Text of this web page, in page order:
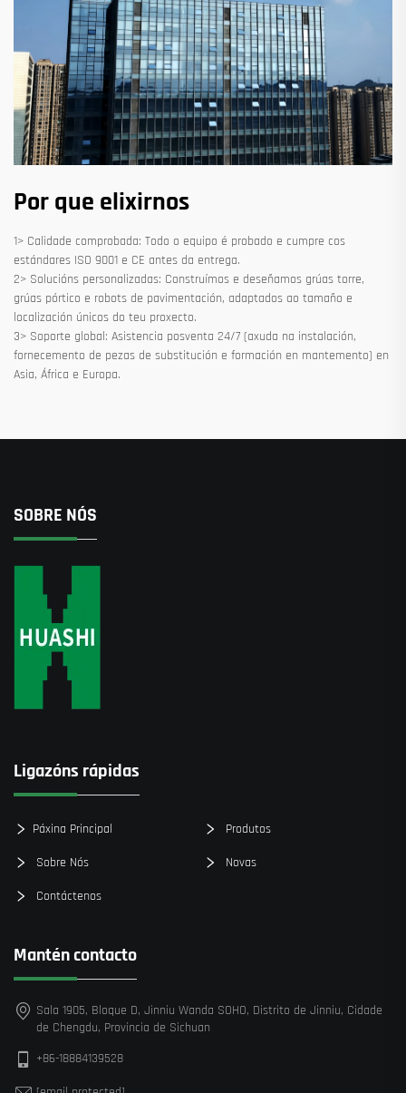
Por que elixirnos
1> Calidade comprobada: Todo o equipo é probado e cumpre cos
estándares ISO 9001 e CE antes da entrega.
2> Solucións personalizadas: Construímos e deseñamos grúas torre,
grúas pórtico e robots de pavimentación, adaptados ao tamaño e
localización únicos do teu proxecto.
3> Soporte global: Asistencia posventa 24/7 (axuda na instalación,
fornecemento de pezas de substitución e formación en mantemento) en
Asia, África e Europa.
SOBRE NÓS
Ligazóns rápidas
Páxina Principal Produtos
Sobre Nós Novas
Contáctenos
Mantén contacto
Sala 1905, Bloque D, Jinniu Wanda SOHO, Distrito de Jinniu, Cidade
de Chengdu, Provincia de Sichuan
+86-18884139528